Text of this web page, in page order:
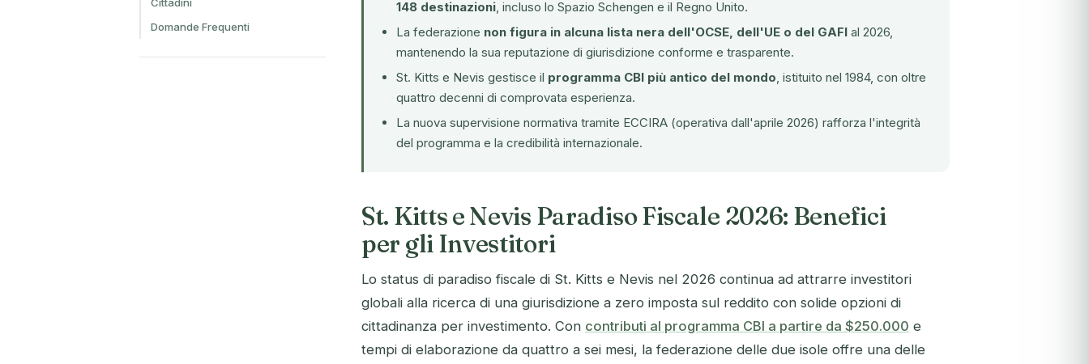
Domande Frequenti
148 destinazioni, incluso lo Spazio Schengen e il Regno Unito.
La federazione non figura in alcuna lista nera dell'OCSE, dell'UE o del GAFI al 2026,
mantenendo la sua reputazione di giurisdizione conforme e trasparente.
St. Kitts e Nevis gestisce il programma CBI più antico del mondo, istituito nel 1984, con oltre
quattro decenni di comprovata esperienza.
La nuova supervisione normativa tramite ECCIRA (operativa dall'aprile 2026) rafforza l'integrità
del programma e la credibilità internazionale.
St. Kitts e Nevis Paradiso Fiscale 2026: Benefici
per gli Investitori
Lo status di paradiso fiscale di St. Kitts e Nevis nel 2026 continua ad attrarre investitori
globali alla ricerca di una giurisdizione a zero imposta sul reddito con solide opzioni di
cittadinanza per investimento. Con contributi al programma CBI a partire da $250.000 e
tempi di elaborazione da quattro a sei mesi, la federazione delle due isole offre una delle